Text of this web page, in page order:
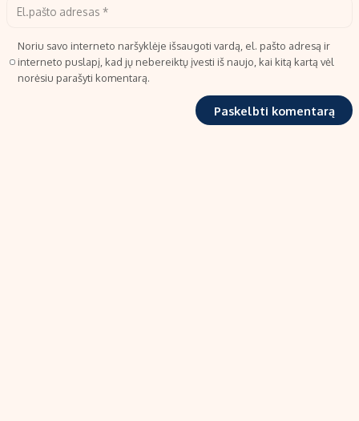
Noriu savo interneto naršyklėje išsaugoti vardą, el. pašto adresą ir
interneto puslapį, kad jų nebereiktų įvesti iš naujo, kai kitą kartą vėl
norėsiu parašyti komentarą.